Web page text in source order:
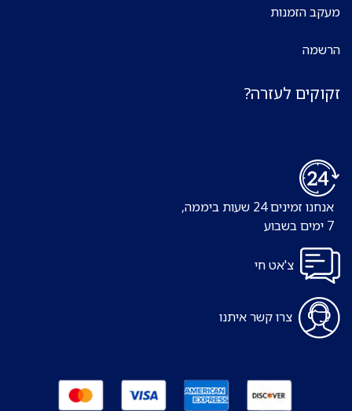
מעקב הזמנות
הרשמה
זקוקים לעזרה?
אנחנו זמינים 24 שעות ביממה,
צ'אט חי
צרו קשר איתנו